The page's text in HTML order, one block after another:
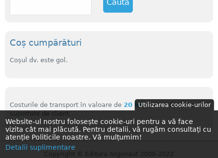
Utilizarea cookie-urilor
Website-ul nostru folosește cookie-uri pentru a vă face
vizita cât mai plăcută. Pentru detalii, vă rugăm consultați cu
atenție Politicile noastre. Vă mulțumim!
Detalii suplimentare
Coș cumpărături
Coșul dv. este gol.
Costurile de transport în valoare de 20 lei(TVA inclus), vor fi
suportate de client.
Copyright © Editura Argonaut 2000-2022